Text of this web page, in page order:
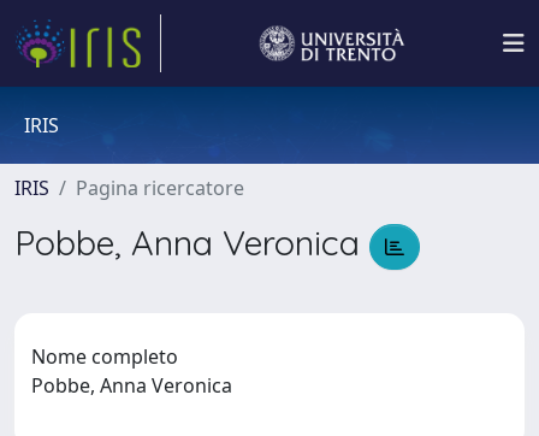
IRIS
IRIS Pagina ricercatore
Pobbe, Anna Veronica
Nome completo
Pobbe, Anna Veronica